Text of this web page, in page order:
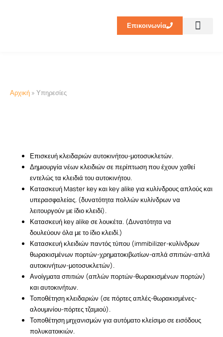
Επικοινωνία
Αρχική » Υπηρεσίες
Επισκευή κλειδαριών αυτοκινήτου-μοτοσυκλετών.
Δημιουργία νέων κλειδιών σε περίπτωση που έχουν χαθεί
εντελώς τα κλειδιά του αυτοκινήτου.
Κατασκευή Master key και key alike για κυλίνδρους απλούς και
υπερασφαλείας. (δυνατότητα πολλών κυλίνδρων να
λειτουργούν με ίδιο κλειδί).
Κατασκευή key alike σε λουκέτα. (Δυνατότητα να
δουλεύουν όλα με το ίδιο κλειδί.)
Κατασκευή κλειδιών παντός τύπου (immibilizer-κυλίνδρων
θωρακισμένων πορτών-χρηματοκιβωτίων-απλά σπιτιών-απλά
αυτοκινήτων-μοτοσυκλετών).
Ανοίγματα σπιτιών (απλών πορτών-θωρακισμένων πορτών)
και αυτοκινήτων.
Τοποθέτηση κλειδαριών (σε πόρτες απλές-θωρακισμένες-
αλουμινίου-πόρτες τζαμιού).
Τοποθέτηση μηχανισμών για αυτόματο κλείσιμο σε εισόδους
πολυκατοικιών.